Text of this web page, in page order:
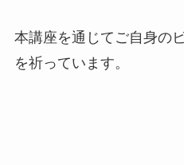
本講座を通じてご自身の
を祈っています。